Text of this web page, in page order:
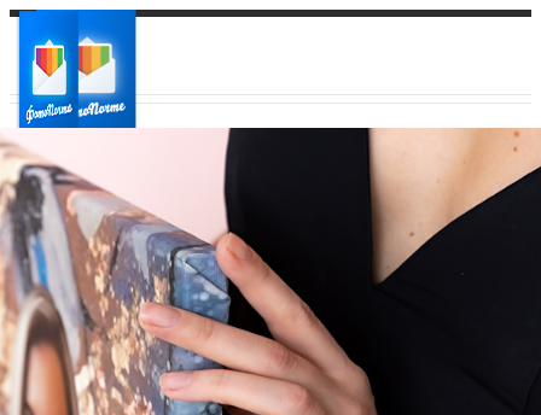
Ваш город:
Ваш регион доставки
Выберите из списка: